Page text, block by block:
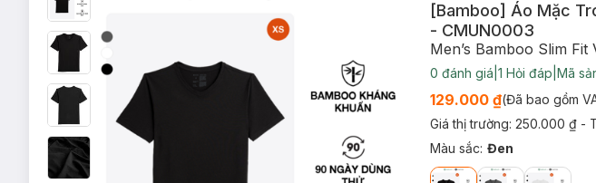
[Bamboo] Áo Mặc
- CMUN0003
Men’s Bamboo Slim
0 đánh giá 1 Hỏi đáp Mã
129.000 ₫(Đã bao gồm
Giá thị trường: 250.000 ₫ -
Màu sắc: Đen